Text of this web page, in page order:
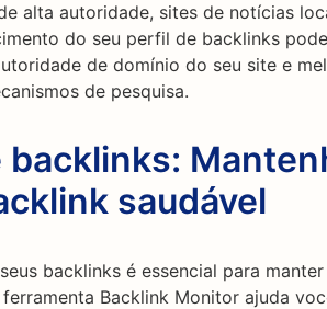
alta autoridade, sites de notícias
do seu perfil de backlinks
de domínio do seu site e
de pesquisa.
saudável
backlinks é essencial para
Backlink Monitor ajuda